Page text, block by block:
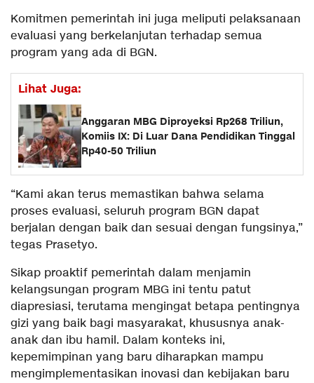
Komitmen pemerintah ini juga meliputi pelaksanaan
evaluasi yang berkelanjutan terhadap semua
program yang ada di BGN.
Lihat Juga:
Anggaran MBG Diproyeksi Rp268 Triliun,
Komiis IX: Di Luar Dana Pendidikan Tinggal
Rp40-50 Triliun
“Kami akan terus memastikan bahwa selama
proses evaluasi, seluruh program BGN dapat
berjalan dengan baik dan sesuai dengan fungsinya,”
tegas Prasetyo.
Sikap proaktif pemerintah dalam menjamin
kelangsungan program MBG ini tentu patut
diapresiasi, terutama mengingat betapa pentingnya
gizi yang baik bagi masyarakat, khususnya anak-
anak dan ibu hamil. Dalam konteks ini,
kepemimpinan yang baru diharapkan mampu
mengimplementasikan inovasi dan kebijakan baru